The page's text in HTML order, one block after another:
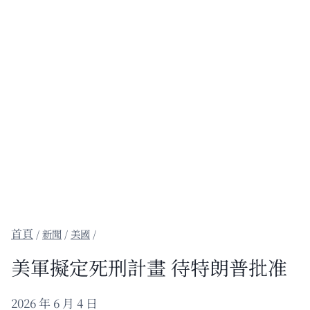
/新聞 / 美國 /
美軍擬定死刑計畫 待特朗普批准
2026 年 6 月 4 日